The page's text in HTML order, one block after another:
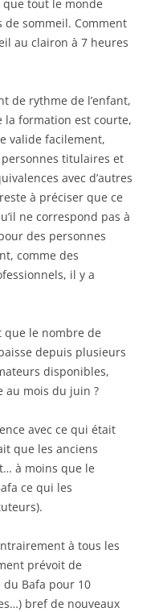
tout le monde
de sommeil. Comment
au clairon à 7 heures
de rythme de l’enfant,
la formation est courte,
valide facilement,
personnes titulaires et
avec d’autres
à préciser que ce
ne correspond pas à
des personnes
comme des
il y a
que le nombre de
depuis plusieurs
disponibles,
au mois du juin ?
avec ce qui était
que les anciens
à moins que le
ce qui les
à tous les
prévoit de
Bafa pour 10
bref de nouveaux